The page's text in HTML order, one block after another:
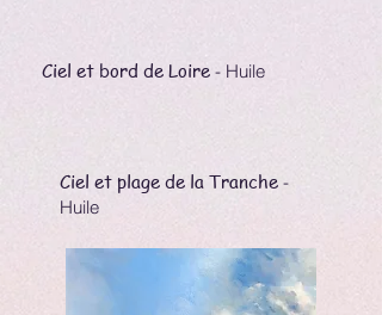
Ciel et bord de Loire - Huile
Ciel et plage de la Tranche -
Huile